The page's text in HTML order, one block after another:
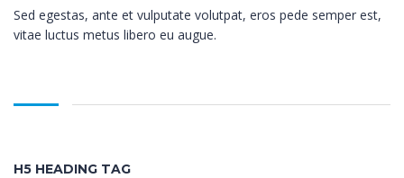
Sed egestas, ante et vulputate volutpat, eros pede semper est,
vitae luctus metus libero eu augue.
H5 HEADING TAG